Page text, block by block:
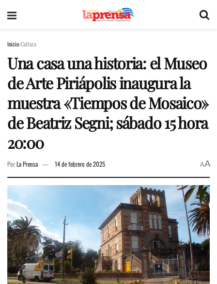
Inicio Cultura
Una casa una historia: el Museo
de Arte Piriápolis inaugura la
muestra «Tiempos de Mosaico»
de Beatriz Segni; sábado 15 hora
20:00
PorLa Prensa 14 de febrero de 2025 AA